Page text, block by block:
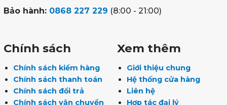
Bảo hành: 0868 227 229 (8:00 - 21:00)
Chính sách
Chính sách kiểm hàng
Chính sách thanh toán
Chính sách đổi trả
Chính sách vận chuyển
Xem thêm
Giới thiệu chung
Hệ thống cửa hàng
Liên hệ
Hợp tác đại lý